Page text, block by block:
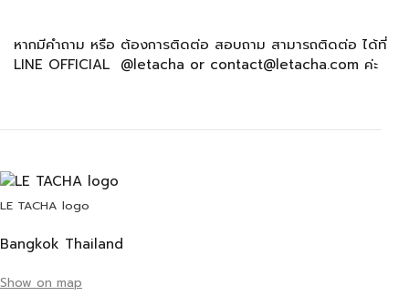
หากมีคำถาม หรือ ต้องการติดต่อ สอบถาม สามารถติดต่อ ได้ที่
LINE OFFICIAL @letacha or contact@letacha.com ค่ะ
LE TACHA logo
Bangkok Thailand
Show on map